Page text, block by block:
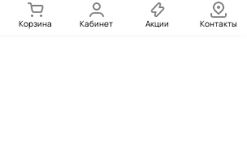
Корзина Кабинет Акции Контакты